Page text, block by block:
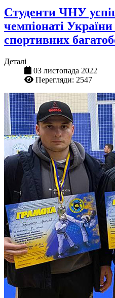
Студенти ЧНУ
чемпіонаті
спортивних
Деталі
03 листопада 2022
Перегляди: 2547